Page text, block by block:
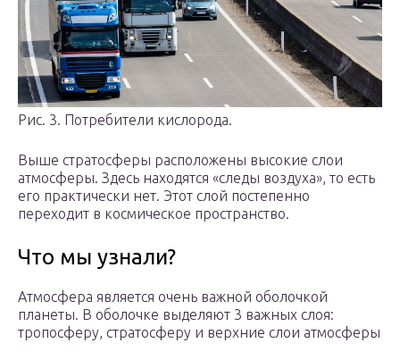
Рис. 3. Потребители кислорода.
Выше стратосферы расположены высокие слои
атмосферы. Здесь находятся «следы воздуха», то есть
его практически нет. Этот слой постепенно
переходит в космическое пространство.
Что мы узнали?
Атмосфера является очень важной оболочкой
планеты. В оболочке выделяют 3 важных слоя:
тропосферу, стратосферу и верхние слои атмосферы